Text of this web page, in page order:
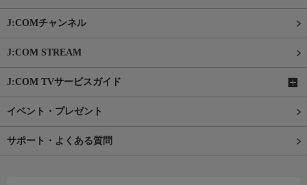
J:COMチャンネル
J:COM STREAM
J:COM TVサービスガイド
イベント・プレゼント
サポート・よくある質問